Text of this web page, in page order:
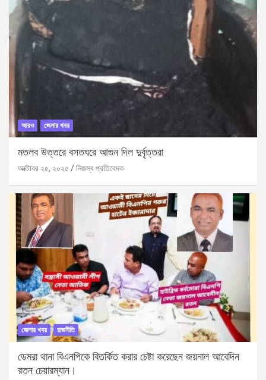
আরও জেলার খবর
মতলব উত্তরে বসতঘরে আগুন দিল দুর্বৃত্তরা
অক্টোবর ২৫, ২০২৫ নিজস্ব প্রতিবেদক
জেলার খবর রাজনীতি
ডেমরা থানা বিএনপিকে বিতর্কিত করার চেষ্টা করেছেন জয়নাল আবেদিন
রতন চেয়ারম্যান।